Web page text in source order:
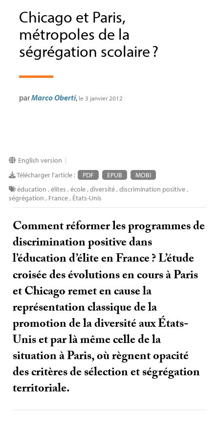
Chicago et Paris,
métropoles de la
ségrégation scolaire?
parMarco Oberti, le 3 janvier 2012
English version |
Télécharger l'article : PDF EPUB
MOBI
éducation ,élites ,école,diversité,discrimination positive,
ségrégation , France, États-Unis
Comment réformer les programmes de
discrimination positive dans
l’éducation d’élite en France? L’étude
croisée des évolutions en cours à Paris
et Chicago remet en cause la
représentation classique de la
promotion de la diversité aux États-
Unis et par là même celle de la
situation à Paris, où règnent opacité
des critères de sélection et ségrégation
territoriale.